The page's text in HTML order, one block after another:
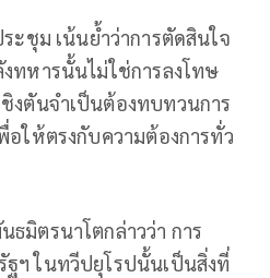
ะชุม เน้นย้ำว่าการตัดสินใจ
ทหารนั้นไม่ใช่การลงโทษ
งตันจำเป็นต้องทบทวนการ
อให้ตรงกับความต้องการทั่ว
มิตรนาโตกล่าวว่า การ
ฯ ในทวีปยุโรปนั้นเป็นสิ่งที่